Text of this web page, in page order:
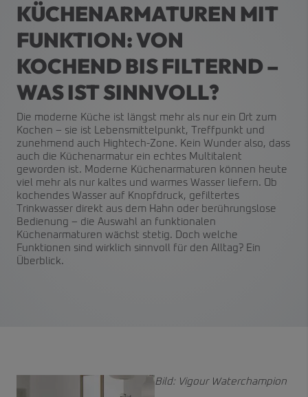
KÜCHENARMATUREN MIT
FUNKTION: VON
KOCHEND BIS FILTERND –
WAS IST SINNVOLL?
Die moderne Küche ist längst mehr als nur ein Ort zum
Kochen – sie ist Lebensmittelpunkt, Treffpunkt und
zunehmend auch Hightech-Zone. Kein Wunder also, dass
auch die Küchenarmatur ein echtes Multitalent
geworden ist. Moderne Küchenarmaturen können heute
viel mehr als nur kaltes und warmes Wasser liefern. Ob
kochendes Wasser auf Knopfdruck, gefiltertes
Trinkwasser direkt aus dem Hahn oder berührungslose
Bedienung – die Auswahl an funktionalen
Küchenarmaturen wächst stetig. Doch welche
Funktionen sind wirklich sinnvoll für den Alltag? Ein
Überblick.
Bild: Vigour Waterchampion